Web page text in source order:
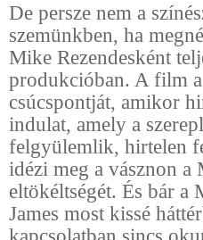
De persze nem a
szemünkben, ha
Mike Rezendesként
produkcióban. A film
csúcspontját, amikor
indulat, amely a
felgyülemlik, hirtelen
idézi meg a vásznon a
eltökéltségét. És bár
James most kissé